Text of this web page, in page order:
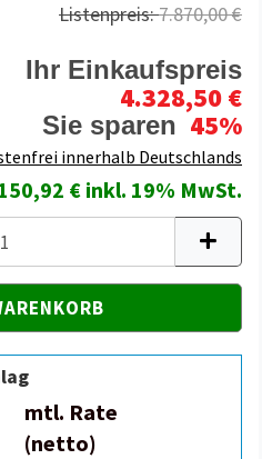
Listenpreis:7.870,00 €
Ihr Einkaufspreis
4.328,50 €
Sie sparen 45%
innerhalb Deutschlands
€ inkl. 19% MwSt.
mtl. Rate
(netto)